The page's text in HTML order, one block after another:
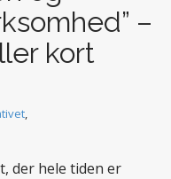
–
kort
,
der hele tiden er